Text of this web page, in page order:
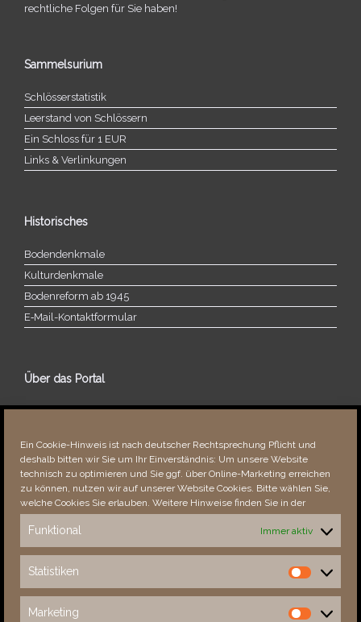
Ein Cookie-Hinweis ist nach deutscher Rechtsprechung Pflicht und
deshalb bitten wir Sie um Ihr Einverständnis: Um unsere Website
technisch zu optimieren und Sie ggf. über Online-Marketing erreichen
zu können, nutzen wir auf unserer Website Cookies. Bitte wählen Sie,
welche Cookies Sie erlauben. Weitere Hinweise finden Sie in der
Funktional Immer aktiv
Statistiken
Statistiken
Marketing
Marketing
recht­li­che Folgen für Sie haben!
Sammelsurium
Schlösserstatistik
Leerstand von Schlössern
Ein Schloss für 1 EUR
Links & Verlinkungen
Historisches
Bodendenkmale
Kulturdenkmale
Bodenreform ab 1945
E‑Mail-​​Kontaktformular
Über das Portal
Über dieses Portal
Fehler bemerkt?
Besucher seit 08/​2021